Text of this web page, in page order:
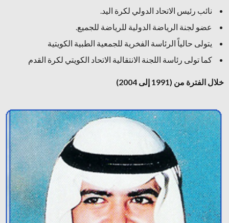
نائب رئيس الاتحاد الدولي لكرة اليد.
عضو لجنة الرياضة الدولية للرياضة للجميع.
يتولى حالياً الرئاسة الفخرية للجمعية الطبية الكويتية
كما تولى رئاسة اللجنة الانتقالية الاتحاد الكويتي لكرة القدم
خلال الفترة من (1991 إلى 2004)